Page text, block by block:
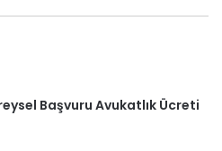
Başvuru Avukatlık Ücreti